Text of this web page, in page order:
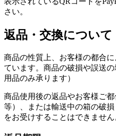
さい。
返品・交換について
商品の性質上、お客様の都合
ています。商品の破損や誤送
用品のみ承ります）
商品使用後の返品やお客様ご
等）、または輸送中の箱の破
をお受けすることはできません